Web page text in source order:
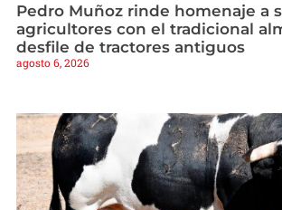
Pedro Muñoz rinde homenaje a
agricultores con el tradicional
desfile de tractores antiguos
agosto 6, 2026